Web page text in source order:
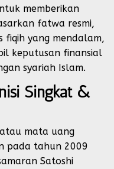
memberikan
fatwa resmi,
fiqih yang mendalam,
keputusan finansial
syariah Islam.
Singkat &
mata uang
pada tahun 2009
Satoshi